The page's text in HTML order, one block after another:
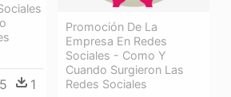
5 1
Promoción De La
Empresa En Redes
Sociales - Como Y
Cuando Surgieron Las
Redes Sociales